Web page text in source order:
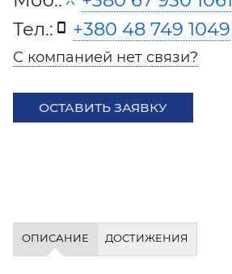
Тел.:
+380 48 749 1049
С компанией нет связи?
ОСТАВИТЬ ЗАЯВКУ
ОПИСАНИЕ ДОСТИЖЕНИЯ